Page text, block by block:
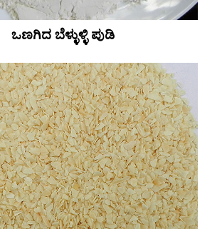
ಒಣಗಿದ ಬೆಳ್ಳುಳ್ಳಿ ಪುಡಿ